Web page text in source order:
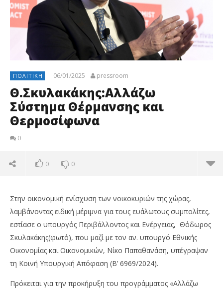
ΠΟΛΙΤΙΚΉ 06/01/2025 pressroom
Θ.Σκυλακάκης:Αλλάζω
Σύστημα Θέρμανσης και
Θερμοσίφωνα
0
0 0
Στην οικονομική ενίσχυση των νοικοκυριών της χώρας,
λαμβάνοντας ειδική μέριμνα για τους ευάλωτους συμπολίτες,
εστίασε ο υπουργός Περιβάλλοντος και Ενέργειας, Θόδωρος
Σκυλακάκης(φωτό), που μαζί με τον αν. υπουργό Εθνικής
Οικονομίας και Οικονομικών, Νίκο Παπαθανάση, υπέγραψαν
τη Κοινή Υπουργική Απόφαση (Β’ 6969/2024).
Πρόκειται για την προκήρυξη του προγράμματος «Αλλάζω